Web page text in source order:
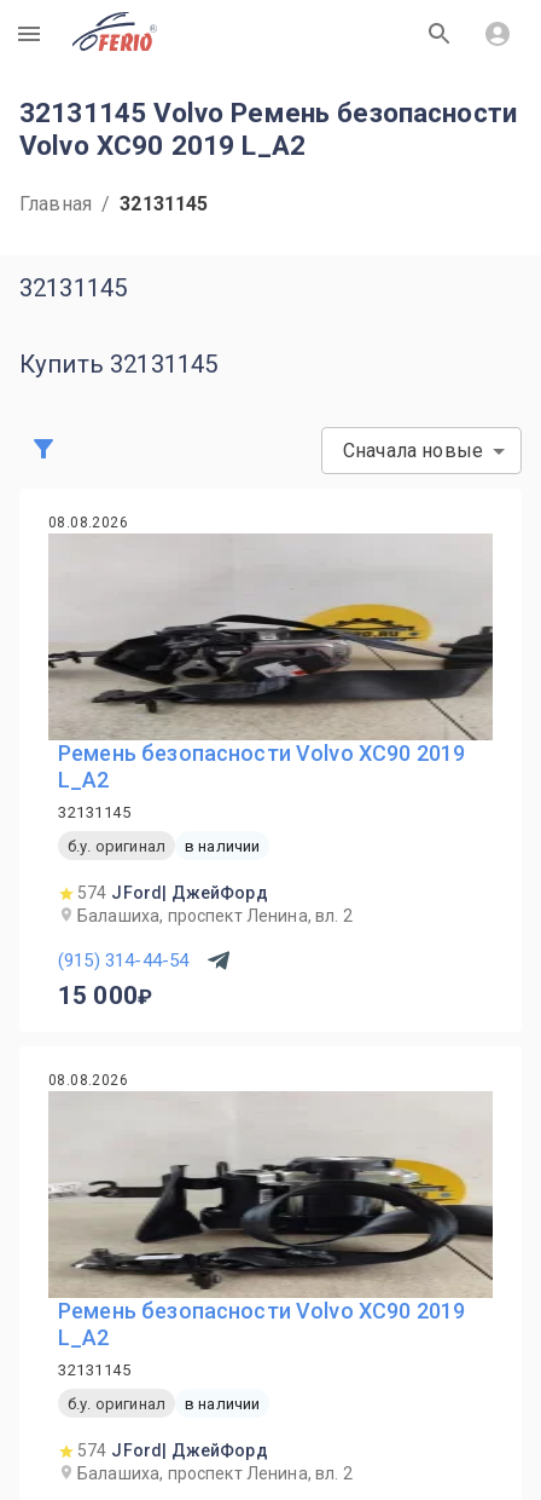
R
32131145 Volvo Ремень безопасности
Volvo XC90 2019 L_A2
Главная / 32131145
32131145
Купить 32131145
Сначала новые
08.08.2026
Ремень безопасности Volvo XC90 2019
L_A2
32131145
б.у. оригинал
в наличии
574 JFord| ДжейФорд
Балашиха, проспект Ленина, вл. 2
(915) 314-44-54
15 000
08.08.2026
Ремень безопасности Volvo XC90 2019
L_A2
32131145
б.у. оригинал
в наличии
574 JFord| ДжейФорд
Балашиха, проспект Ленина, вл. 2